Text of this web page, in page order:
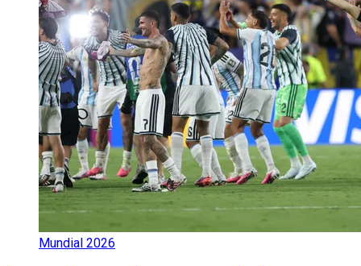
Mundial 2026